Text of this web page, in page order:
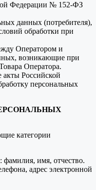
Федерации № 152-ФЗ
данных (потребителя),
обработки при
Оператором и
возникающие при
Оператора.
Российской
персональных
категории
имя, отчество.
адрес электронной